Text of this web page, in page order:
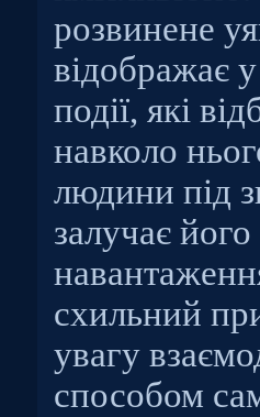
розвинене
відображає
події, які
навколо
людини під
залучає
схильний
увагу
способом